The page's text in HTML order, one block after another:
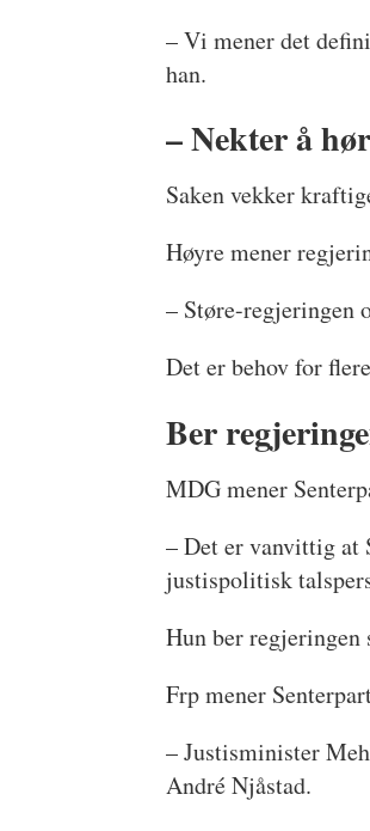
– Vi mener det
han.
– Nekter å
Saken vekker
Høyre mener
– Støre-regjeringen
Det er behov for
Ber
MDG mener
– Det er vanvittig at
justispolitisk
Hun ber regjeringen
Frp mener
– Justisminister
André Njåstad.